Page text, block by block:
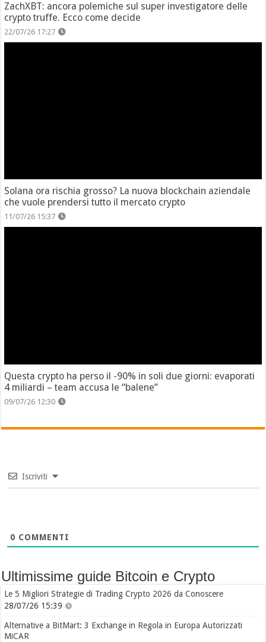
ZachXBT: ancora polemiche sul super investigatore delle
crypto truffe. Ecco come decide
22/07/26 17:27
Solana ora rischia grosso? La nuova blockchain aziendale
che vuole prendersi tutto il mercato crypto
11/07/26 15:37
Questa crypto ha perso il -90% in soli due giorni: evaporati
4 miliardi – team accusa le “balene”
09/07/26 12:30
Iscriviti
0 COMMENTI
Ultimissime guide Bitcoin e Crypto
Le 5 Migliori Strategie di Trading Crypto 2026 da Conoscere
28/07/26 15:39
Alternative a BitMart: 3 Exchange in Regola in Europa Autorizzati
MiCAR